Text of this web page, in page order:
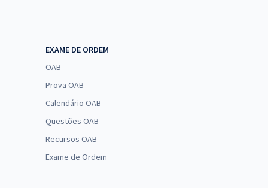
EXAME DE ORDEM
OAB
Prova OAB
Calendário OAB
Questões OAB
Recursos OAB
Exame de Ordem